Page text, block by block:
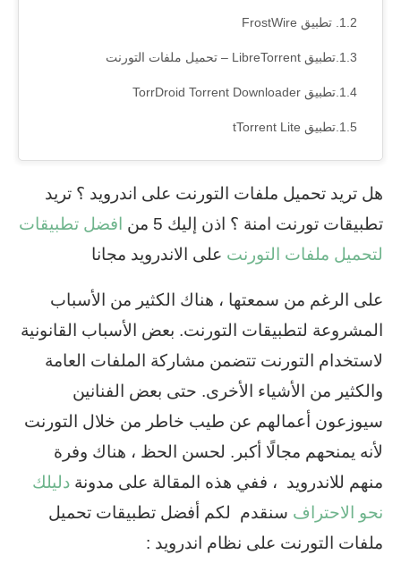
تطبيق FrostWire
تطبيق LibreTorrent‏ – تحميل ملفات التورنت
تطبيق TorrDroid Torrent Downloader
تطبيق tTorrent Lite
هل تريد تحميل ملفات التورنت على اندرويد ؟ تريد
تطبيقات تورنت امنة ؟ اذن إليك 5 من
افضل تطبيقات
لتحميل ملفات التورنت على الاندرويد مجانا
على الرغم من سمعتها ، هناك الكثير من الأسباب
المشروعة لتطبيقات التورنت. بعض الأسباب القانونية
لاستخدام التورنت تتضمن مشاركة الملفات العامة
والكثير من الأشياء الأخرى. حتى بعض الفنانين
سيوزعون أعمالهم عن طيب خاطر من خلال التورنت
لأنه يمنحهم مجالًا أكبر. لحسن الحظ ، هناك وفرة
منهم للاندرويد ، ففي هذه المقالة على مدونة دليلك
نحو الاحتراف سنقدم لكم أفضل تطبيقات تحميل
ملفات التورنت على نظام اندرويد :